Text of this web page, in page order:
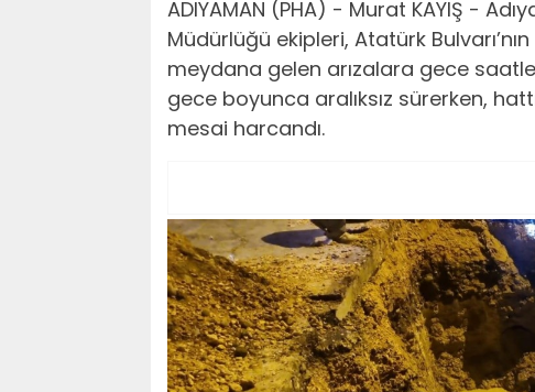
ADIYAMAN (PHA) - Murat KAYIŞ -
Müdürlüğü ekipleri, Atatürk
meydana gelen arızalara gece
gece boyunca aralıksız sürerken,
mesai harcandı.